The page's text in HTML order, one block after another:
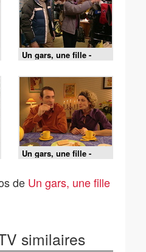
Un gars, une fille -
S3E77 - Aux Menuires
(1)
Un gars, une fille -
S3E81 - Chez la belle-
de Un gars, une fille
similaires